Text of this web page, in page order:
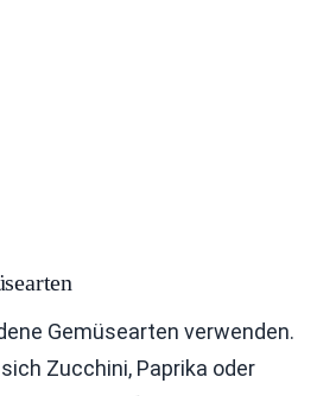
Gemüsearten verwenden.
Zucchini, Paprika oder